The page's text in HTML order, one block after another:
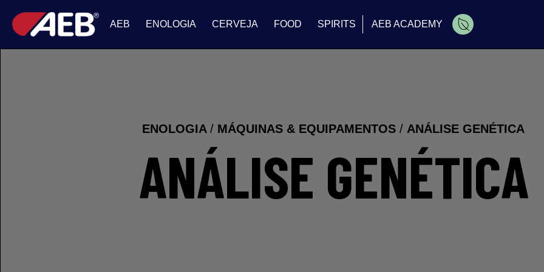
AEB ENOLOGIA CERVEJA FOOD SPIRITS AEB ACADEMY
ENOLOGIA / MÁQUINAS & EQUIPAMENTOS / ANÁLISE GENÉTICA
ANÁLISE GENÉTICA